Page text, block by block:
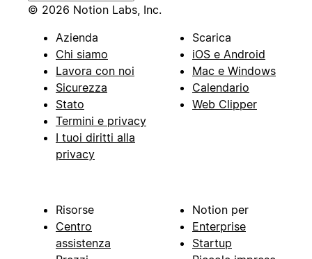
© 2026 Notion Labs, Inc.
Azienda
Chi siamo
Lavora con noi
Sicurezza
Stato
Termini e privacy
I tuoi diritti alla
privacy
Scarica
iOS e Android
Mac e Windows
Calendario
Web Clipper
Risorse
Centro
assistenza
Notion per
Enterprise
Startup